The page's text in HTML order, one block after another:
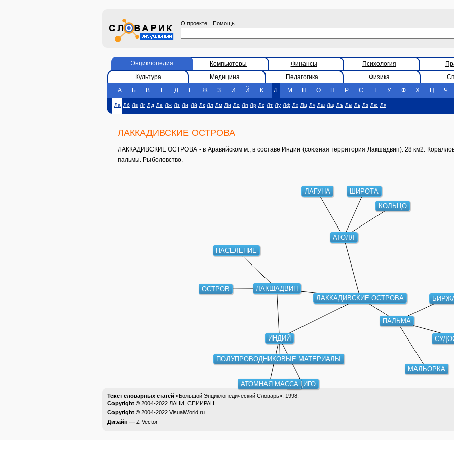
О проекте | Помощь
Энциклопедия Компьютеры Финансы Психология
Культура
Медицина Педагогика Физика
А
Б В Г Д Е Ж З И Й К Л М Н О П Р С Т У Ф Х Ц Ч
Ла Лб Лв Лг Лд Ле Лж Лз Ли Лй Лк Лл Лм Лн Ло Лп Лр Лс Лт Лу Лф Лх Лц Лч Лш Лщ Лъ Лы Ль Лэ Лю Ля
ЛАККАДИВСКИЕ ОСТРОВА
ЛАККАДИВСКИЕ ОСТРОВА - в Аравийском м., в составе Индии (союзная территория Лакшадвип). 28 км2.
пальмы. Рыболовство.
ЛАККАДИВСКИЕ ОСТРОВА
ЛАКШАДВИП
АТОЛЛ
ПАЛЬМА
ИНДИЙ
ОСТРОВ
НАСЕЛЕНИЕ
ЛАГУНА
КОЛЬЦО
ШИРОТА
МАЛЬОРКА
ИНДИГО
ПОЛУПРОВОДНИКОВЫЕ МАТЕРИАЛЫ
АТОМНАЯ МАССА
Текст словарных статей «Большой Энциклопедический Словарь», 1998.
Copyright © 2004-2022 ЛАНИ, СПИИРАН
Copyright © 2004-2022 VisualWorld.ru
Дизайн — Z-Vector